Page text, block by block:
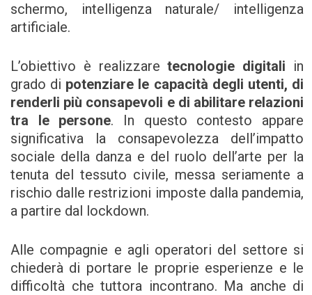
schermo, intelligenza naturale/ intelligenza
artificiale.
L’obiettivo è realizzaretecnologie digitali in
grado di potenziare le capacità degli utenti, di
renderli più consapevoli e di abilitare relazioni
tra le persone. In questo contesto appare
significativa la consapevolezza dell’impatto
sociale della danza e del ruolo dell’arte per la
tenuta del tessuto civile, messa seriamente a
rischio dalle restrizioni imposte dalla pandemia,
a partire dal lockdown.
Alle compagnie e agli operatori del settore si
chiederà di portare le proprie esperienze e le
difficoltà che tuttora incontrano. Ma anche di